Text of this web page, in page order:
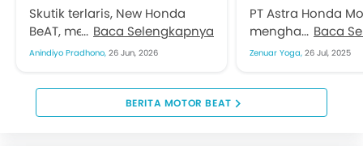
Pilihan Warna dan Corak
Baru
Skutik terlaris, New Honda
BeAT, mendapat penyegaran.
PT Astra Honda Motor (AHM)
beserta desain striping
Baca Selengkapnya
Anindiyo Pradhono, 26 Jun, 2026
dan Harganya!
PT Astra Honda
menghadirkan
untuk skutik
Series. Ia hadir
Baca
Zenuar Yoga, 26 Jul, 2025
BERITA MOTOR BEAT